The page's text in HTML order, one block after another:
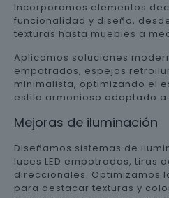
Incorporamos elementos
funcionalidad y diseño,
texturas hasta muebles a
Aplicamos soluciones
empotrados, espejos
minimalista, optimizando el
estilo armonioso adaptado
Mejoras de iluminación
Diseñamos sistemas de
luces LED empotradas, tiras
direccionales. Optimizamos
para destacar texturas y